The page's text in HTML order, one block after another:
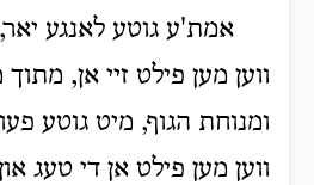
אמת'ע גוטע לאנגע
ווען מען פילט זיי אן,
ומנוחת הגוף, מיט גוטע
ווען מען פילט אן די טעג